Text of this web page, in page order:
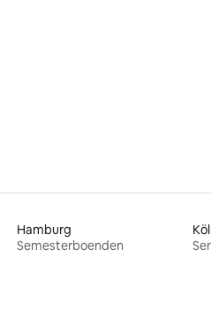
Hamburg
Semesterboenden